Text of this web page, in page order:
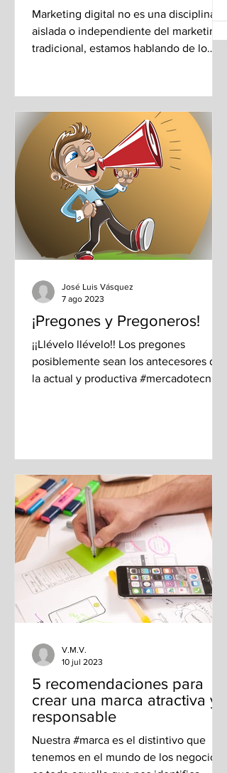
La influencia de IA en la Mercadotecnia se
en la capacidad para procesar datos,
ellos y generar soluciones innovadoras.
Marketing digital no es una disciplina
aislada o independiente del marketing
tradicional, estamos hablando de lo
¡Pregones y Pregoneros!
¡¡Llévelo llévelo!! Los pregones
posiblemente sean los antecesores de
la actual y productiva #mercadotecnia,
José Luis Vásquez
7 ago 2023
5 recomendaciones para
crear una marca atractiva y
responsable
Nuestra #marca es el distintivo que
tenemos en el mundo de los negocios,
V.M.V.
10 jul 2023